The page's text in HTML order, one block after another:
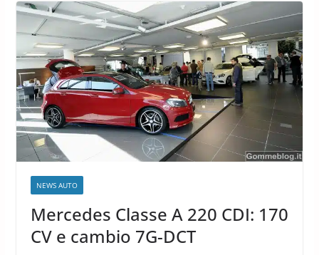
NEWS AUTO
Mercedes Classe A 220 CDI: 170
CV e cambio 7G-DCT